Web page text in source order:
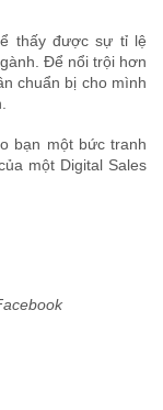
thấy được sự tỉ lệ
Để nổi trội hơn
chuẩn bị cho mình
bạn một bức tranh
một Digital Sales